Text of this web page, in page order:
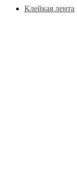
Клейкая лента